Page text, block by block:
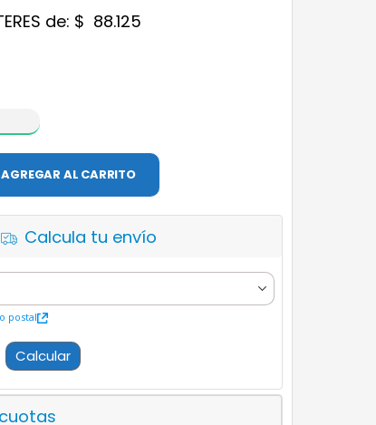
de: $ 88.125
AGREGAR AL CARRITO
Calcula tu envío
postal
Calcular